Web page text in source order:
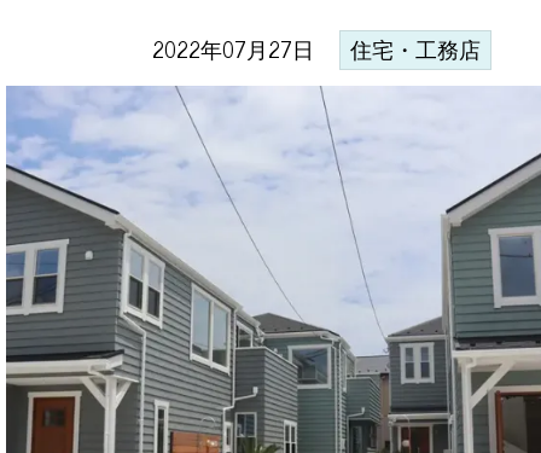
2022年07月27日 住宅・工務店